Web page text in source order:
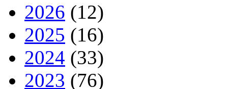
2026 (12)
2025 (16)
2024 (33)
2023 (76)